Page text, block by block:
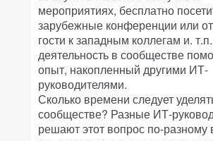
мероприятиях, бесплатно
зарубежные конференции или
гости к западным коллегам и.
деятельность в сообществе
опыт, накопленный другими ИТ-
руководителями.
Сколько времени следует
сообществе? Разные ИТ-
решают этот вопрос по-разному